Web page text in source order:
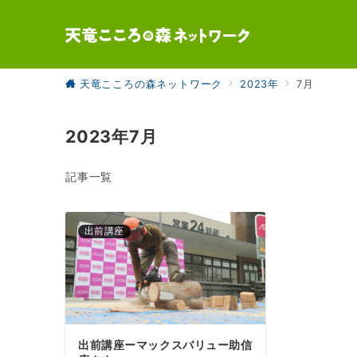
天竜こころの森ネットワーク 2023年 7月
2023年7月
記事一覧
出前講座
出前講座ーマックスバリュー助信